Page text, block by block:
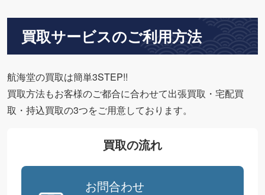
買取サービスのご利用方法
航海堂の買取は簡単3STEP!!
買取方法もお客様のご都合に合わせて出張買取・宅配買
取・持込買取の3つをご用意しております。
買取の流れ
お問合わせ